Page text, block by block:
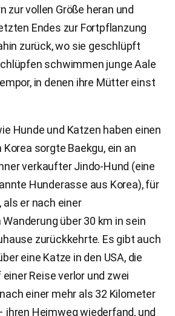
zur vollen Größe heran und
Endes zur Fortpflanzung
zurück, wo sie geschlüpft
schwimmen junge Aale
in denen ihre Mütter einst
Hunde und Katzen haben einen
sorgte Baekgu, ein an
verkaufter Jindo-Hund (eine
Hunderasse aus Korea), für
er nach einer
über 30 km in sein
zurückkehrte. Es gibt auch
eine Katze in den USA, die
Reise verlor und zwei
einer mehr als 32 Kilometer
ihren Heimweg wiederfand, und